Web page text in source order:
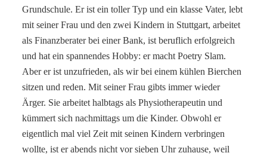
Grundschule. Er ist ein toller Typ und ein klasse Vater, lebt
mit seiner Frau und den zwei Kindern in Stuttgart, arbeitet
als Finanzberater bei einer Bank, ist beruflich erfolgreich
und hat ein spannendes Hobby: er macht Poetry Slam.
Aber er ist unzufrieden, als wir bei einem kühlen Bierchen
sitzen und reden. Mit seiner Frau gibts immer wieder
Ärger. Sie arbeitet halbtags als Physiotherapeutin und
kümmert sich nachmittags um die Kinder. Obwohl er
eigentlich mal viel Zeit mit seinen Kindern verbringen
wollte, ist er abends nicht vor sieben Uhr zuhause, weil